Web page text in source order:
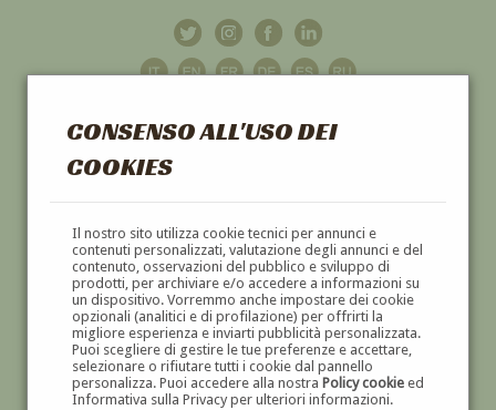
CONSENSO ALL'USO DEI
COOKIES
Il nostro sito utilizza cookie tecnici per annunci e
contenuti personalizzati, valutazione degli annunci e del
contenuto, osservazioni del pubblico e sviluppo di
prodotti, per archiviare e/o accedere a informazioni su
un dispositivo. Vorremmo anche impostare dei cookie
opzionali (analitici e di profilazione) per offrirti la
migliore esperienza e inviarti pubblicità personalizzata.
Puoi scegliere di gestire le tue preferenze e accettare,
selezionare o rifiutare tutti i cookie dal pannello
personalizza. Puoi accedere alla nostra Policy cookieed
Informativa sulla Privacy per ulteriori informazioni.
GALLERIAD'ARTE
DIPINTI E SCULTURE '800 E '900